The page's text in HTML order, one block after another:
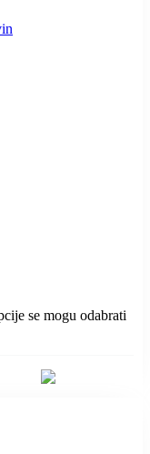
se mogu odabrati